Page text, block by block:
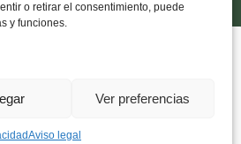
o retirar el consentimiento, puede
y funciones.
Ver preferencias
Aviso legal